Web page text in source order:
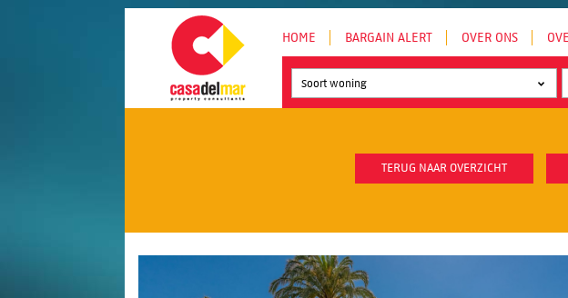
HOME BARGAIN ALERT OVER ONS
Soort woning
TERUG NAAR OVERZICHT